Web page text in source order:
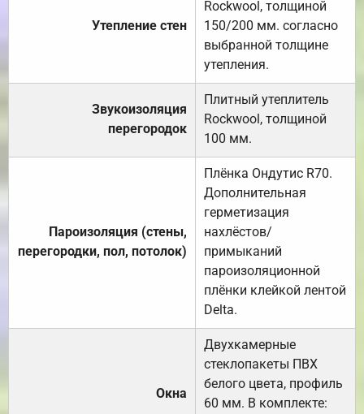
Утепление стен
Rockwool, толщиной
150/200 мм. согласно
выбранной толщине
утепления.
Звукоизоляция
перегородок
Плитный утеплитель
Rockwool, толщиной
100 мм.
Пароизоляция (стены,
перегородки, пол, потолок)
Плёнка Ондутис R70.
Дополнительная
герметизация
нахлёстов/
примыканий
пароизоляционной
плёнки клейкой лентой
Delta.
Окна
Двухкамерные
стеклопакеты ПВХ
белого цвета, профиль
60 мм. В комплекте: